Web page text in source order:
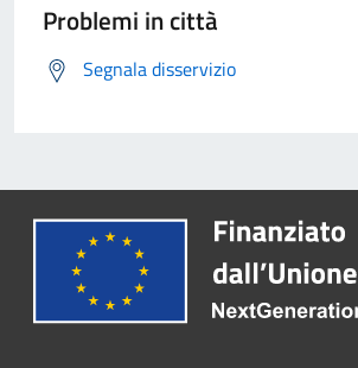
Problemi in città
Segnala disservizio